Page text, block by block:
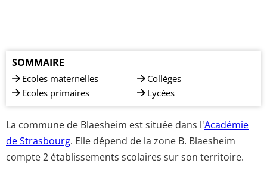
SOMMAIRE
Ecoles maternelles
Ecoles primaires
Collèges
Lycées
La commune de Blaesheim est située dans l'Académie
de Strasbourg. Elle dépend de la zone B. Blaesheim
compte 2 établissements scolaires sur son territoire.